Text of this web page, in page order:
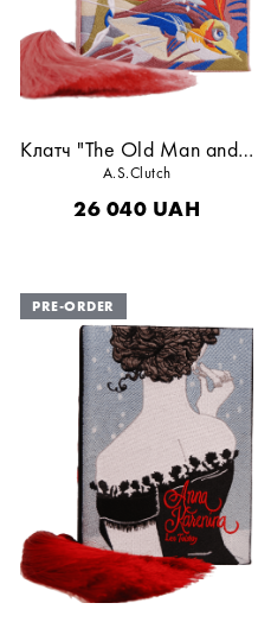
Клатч "The Old Man and the Sea"
A.S.Clutch
26 040 UAH